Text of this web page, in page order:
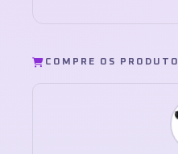
COMPRE OS